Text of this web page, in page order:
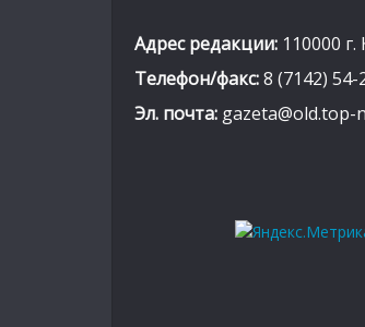
Адрес редакции: 110000
Телефон/факс:8 (7142) 54-
Эл. почта: gazeta@old.top-